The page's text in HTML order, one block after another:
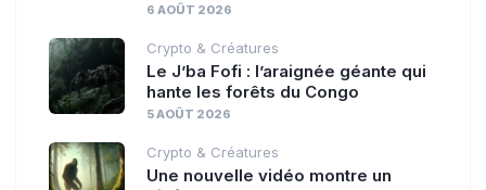
6 AOÛT 2026
Crypto & Créatures
Le J’ba Fofi : l’araignée géante qui
hante les forêts du Congo
5 AOÛT 2026
Crypto & Créatures
Une nouvelle vidéo montre un